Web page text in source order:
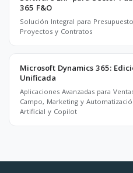
365 F&O
Solución Integral para
Proyectos y Contratos
Microsoft Dynamics 365:
Unificada
Aplicaciones Avanzadas para
Campo, Marketing y
Artificial y Copilot